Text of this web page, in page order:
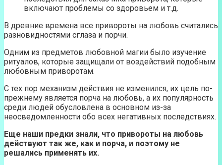
включают проблемы со здоровьем и т.д.
В древние времена все привороты на любовь считались
разновидностями сглаза и порчи.
Одним из предметов любовной магии было изучение
ритуалов, которые защищали от воздействий подобным
любовным приворотам.
С тех пор механизм действия не изменился, их цель по-
прежнему является порча на любовь, а их популярность
среди людей обусловлена в основном из-за
неосведомленности обо всех негативных последствиях.
Еще наши предки знали, что привороты на любовь
действуют так же, как и порча, и поэтому не
решались применять их.